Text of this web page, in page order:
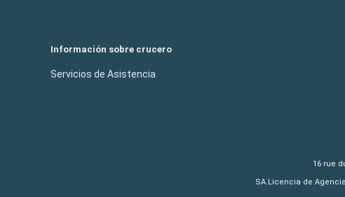
Información sobre crucero
Servicios de Asistencia
16 rue
SA.Licencia de